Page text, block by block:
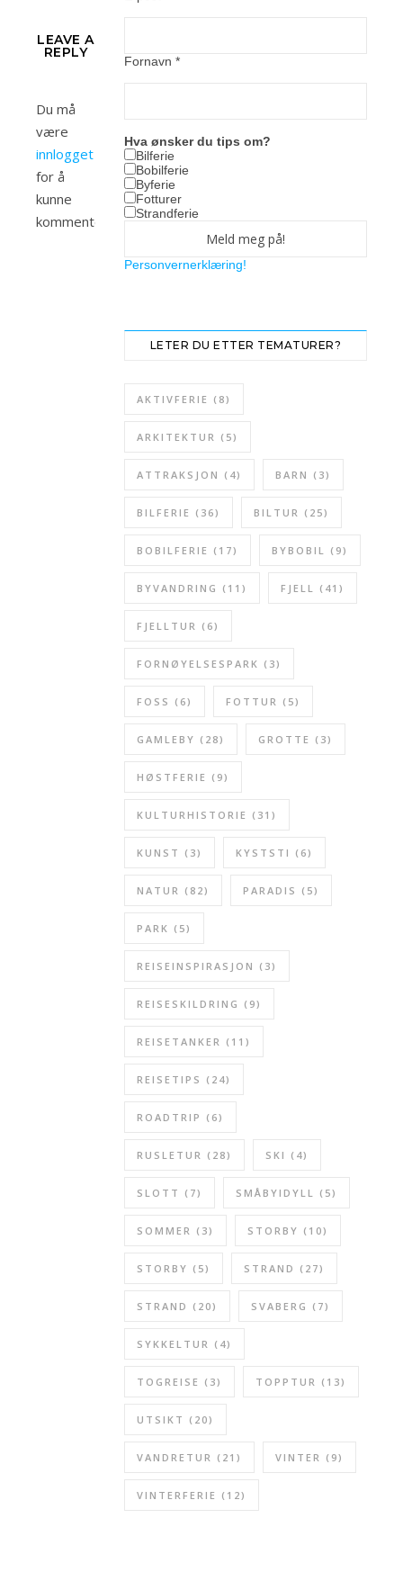
LEAVE A
REPLY
Du må
være
innlogget
for å
kunne
kommentere.
Fornavn *
Hva ønsker du tips om?
Bilferie
Bobilferie
Byferie
Fotturer
Strandferie
Personvernerklæring!
LETER DU ETTER TEMATURER?
AKTIVFERIE (8)
ARKITEKTUR (5)
ATTRAKSJON (4) BARN (3)
BILFERIE (36) BILTUR (25)
BOBILFERIE (17) BYBOBIL (9)
BYVANDRING (11) FJELL (41)
FJELLTUR (6)
FORNØYELSESPARK (3)
FOSS (6) FOTTUR (5)
GAMLEBY (28) GROTTE (3)
HØSTFERIE (9)
KULTURHISTORIE (31)
KUNST (3) KYSTSTI (6)
NATUR (82) PARADIS (5)
PARK (5)
REISEINSPIRASJON (3)
REISESKILDRING (9)
REISETANKER (11)
REISETIPS (24)
ROADTRIP (6)
RUSLETUR (28) SKI (4)
SLOTT (7) SMÅBYIDYLL (5)
SOMMER (3) STORBY (10)
STORBY (5) STRAND (27)
STRAND (20) SVABERG (7)
SYKKELTUR (4)
TOGREISE (3) TOPPTUR (13)
UTSIKT (20)
VANDRETUR (21) VINTER (9)
VINTERFERIE (12)